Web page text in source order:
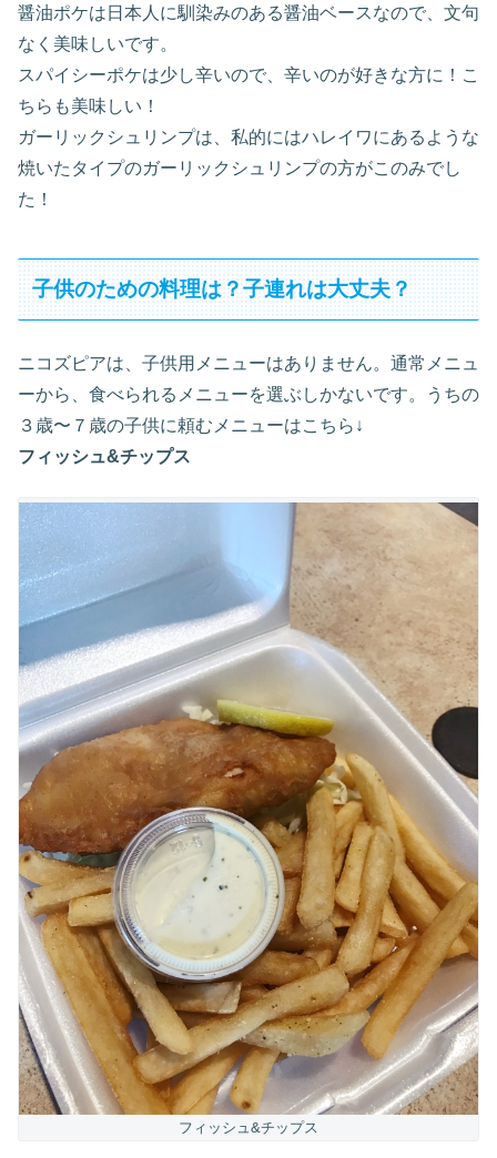
醤油ポケは日本人に馴染みのある醤油ベースなので、文句
なく美味しいです。
スパイシーポケは少し辛いので、辛いのが好きな方に！こ
ちらも美味しい！
ガーリックシュリンプは、私的にはハレイワにあるような
焼いたタイプのガーリックシュリンプの方がこのみでし
た！
子供のための料理は？子連れは大丈夫？
ニコズピアは、子供用メニューはありません。通常メニュ
ーから、食べられるメニューを選ぶしかないです。うちの
３歳〜７歳の子供に頼むメニューはこちら↓
フィッシュ&チップス
フィッシュ&チップス